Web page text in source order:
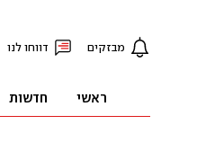
מבזקים דווחו לנו
ראשי חדשות